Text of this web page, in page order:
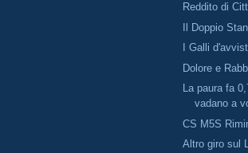
Reddito di
Il Doppio
I Galli
Dolore e
La paura fa
vadano a
CS M5S
Altro giro sul